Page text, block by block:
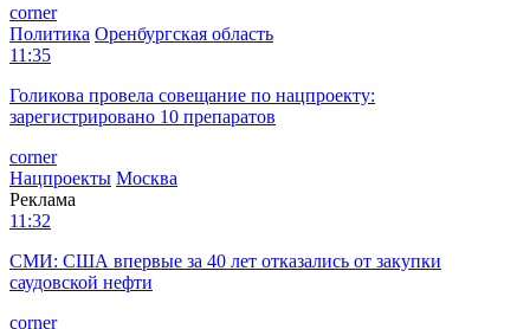
corner
Политика Оренбургская область
11:35
Голикова провела совещание по нацпроекту:
зарегистрировано 10 препаратов
corner
Нацпроекты Москва
Реклама
11:32
СМИ: США впервые за 40 лет отказались от закупки
саудовской нефти
corner